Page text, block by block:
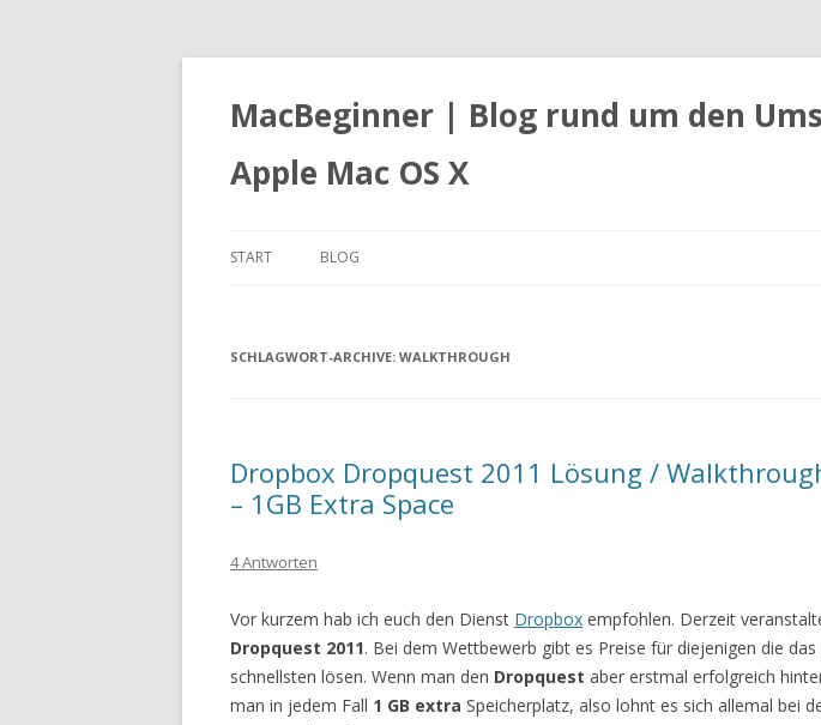
MacBeginner | Blog rund um den
Apple Mac OS X
START BLOG
SCHLAGWORT-ARCHIVE: WALKTHROUGH
Dropbox Dropquest 2011 Lösung /
– 1GB Extra Space
4 Antworten
Vor kurzem hab ich euch den Dienst Dropbox empfohlen. Derzeit
Dropquest 2011. Bei dem Wettbewerb gibt es Preise für diejenigen die das
schnellsten lösen. Wenn man den Dropquest aber erstmal erfolgreich
man in jedem Fall 1 GB extra Speicherplatz, also lohnt es sich allemal bei